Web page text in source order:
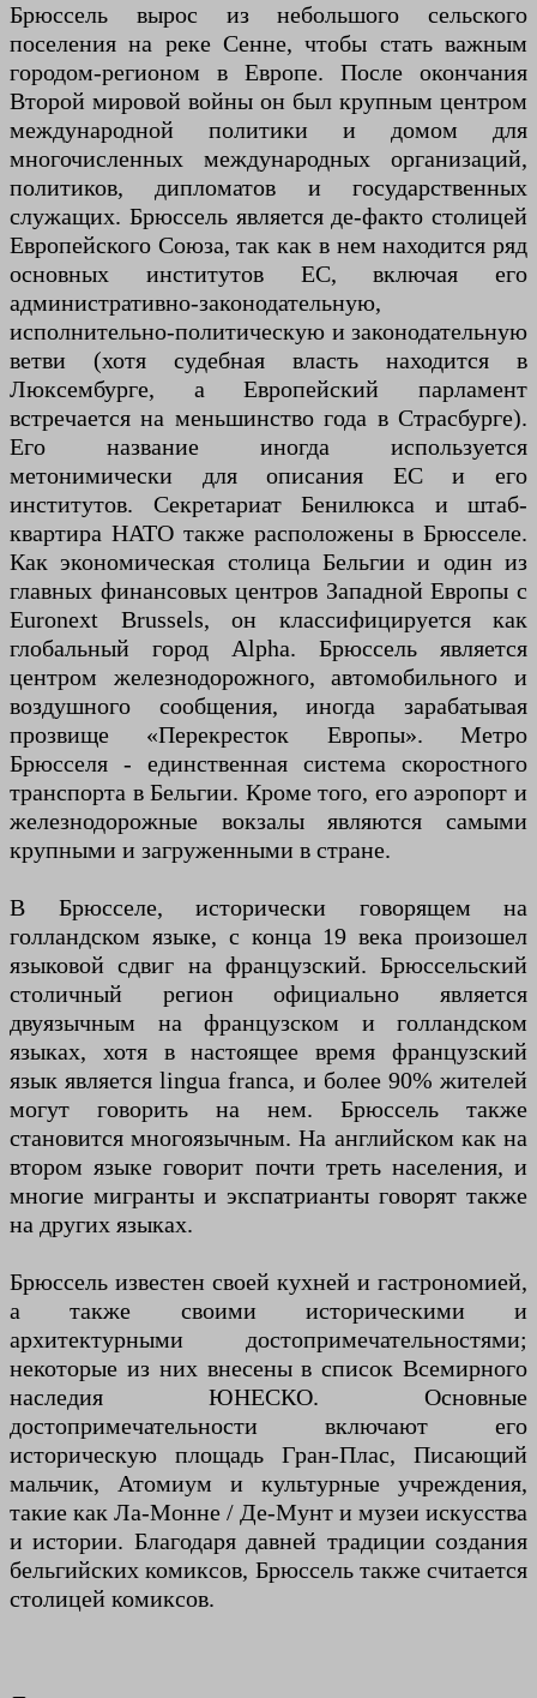
Брюссель вырос из небольшого сельского
поселения на реке Сенне, чтобы стать важным
городом-регионом в Европе. После окончания
Второй мировой войны он был крупным центром
международной политики и домом для
многочисленных международных организаций,
политиков, дипломатов и государственных
служащих. Брюссель является де-факто столицей
Европейского Союза, так как в нем находится ряд
основных институтов ЕС, включая его
административно-законодательную,
исполнительно-политическую и законодательную
ветви (хотя судебная власть находится в
Люксембурге, а Европейский парламент
встречается на меньшинство года в Страсбурге).
Его название иногда используется
метонимически для описания ЕС и его
институтов. Секретариат Бенилюкса и штаб-
квартира НАТО также расположены в Брюсселе.
Как экономическая столица Бельгии и один из
главных финансовых центров Западной Европы с
Euronext Brussels, он классифицируется как
глобальный город Alpha. Брюссель является
центром железнодорожного, автомобильного и
воздушного сообщения, иногда зарабатывая
прозвище «Перекресток Европы». Метро
Брюсселя - единственная система скоростного
транспорта в Бельгии. Кроме того, его аэропорт и
железнодорожные вокзалы являются самыми
крупными и загруженными в стране.
В Брюсселе, исторически говорящем на
голландском языке, с конца 19 века произошел
языковой сдвиг на французский. Брюссельский
столичный регион официально является
двуязычным на французском и голландском
языках, хотя в настоящее время французский
язык является lingua franca, и более 90% жителей
могут говорить на нем. Брюссель также
становится многоязычным. На английском как на
втором языке говорит почти треть населения, и
многие мигранты и экспатрианты говорят также
на других языках.
Брюссель известен своей кухней и гастрономией,
а также своими историческими и
архитектурными достопримечательностями;
некоторые из них внесены в список Всемирного
наследия ЮНЕСКО. Основные
достопримечательности включают его
историческую площадь Гран-Плас, Писающий
мальчик, Атомиум и культурные учреждения,
такие как Ла-Монне / Де-Мунт и музеи искусства
и истории. Благодаря давней традиции создания
бельгийских комиксов, Брюссель также считается
столицей комиксов.